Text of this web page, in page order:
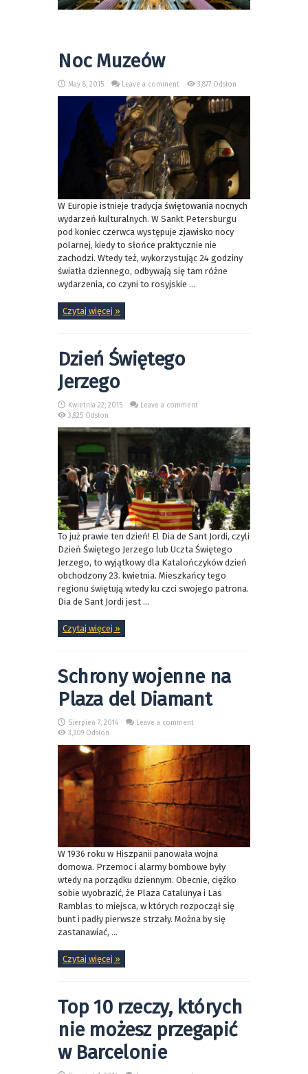
Noc Muzeów
May 8, 2015 Leave a comment 3,877 Odsłon
W Europie istnieje tradycja świętowania nocnych
wydarzeń kulturalnych. W Sankt Petersburgu
pod koniec czerwca występuje zjawisko nocy
polarnej, kiedy to słońce praktycznie nie
zachodzi. Wtedy też, wykorzystując 24 godziny
światła dziennego, odbywają się tam różne
wydarzenia, co czyni to rosyjskie ...
Czytaj więcej »
Dzień Świętego
Jerzego
Kwietnia 22, 2015
Leave a comment
3,825 Odsłon
To już prawie ten dzień! El Dia de Sant Jordi, czyli
Dzień Świętego Jerzego lub Uczta Świętego
Jerzego, to wyjątkowy dla Katalończyków dzień
obchodzony 23. kwietnia. Mieszkańcy tego
regionu świętują wtedy ku czci swojego patrona.
Dia de Sant Jordi jest ...
Czytaj więcej »
Schrony wojenne na
Plaza del Diamant
Sierpień 7, 2014
Leave a comment
3,309 Odsłon
W 1936 roku w Hiszpanii panowała wojna
domowa. Przemoc i alarmy bombowe były
wtedy na porządku dziennym. Obecnie, ciężko
sobie wyobrazić, że Plaza Catalunya i Las
Ramblas to miejsca, w których rozpoczął się
bunt i padły pierwsze strzały. Można by się
zastanawiać, ...
Czytaj więcej »
Top 10 rzeczy, których
nie możesz przegapić
w Barcelonie